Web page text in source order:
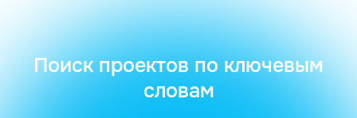
Поиск проектов по ключевым
словам